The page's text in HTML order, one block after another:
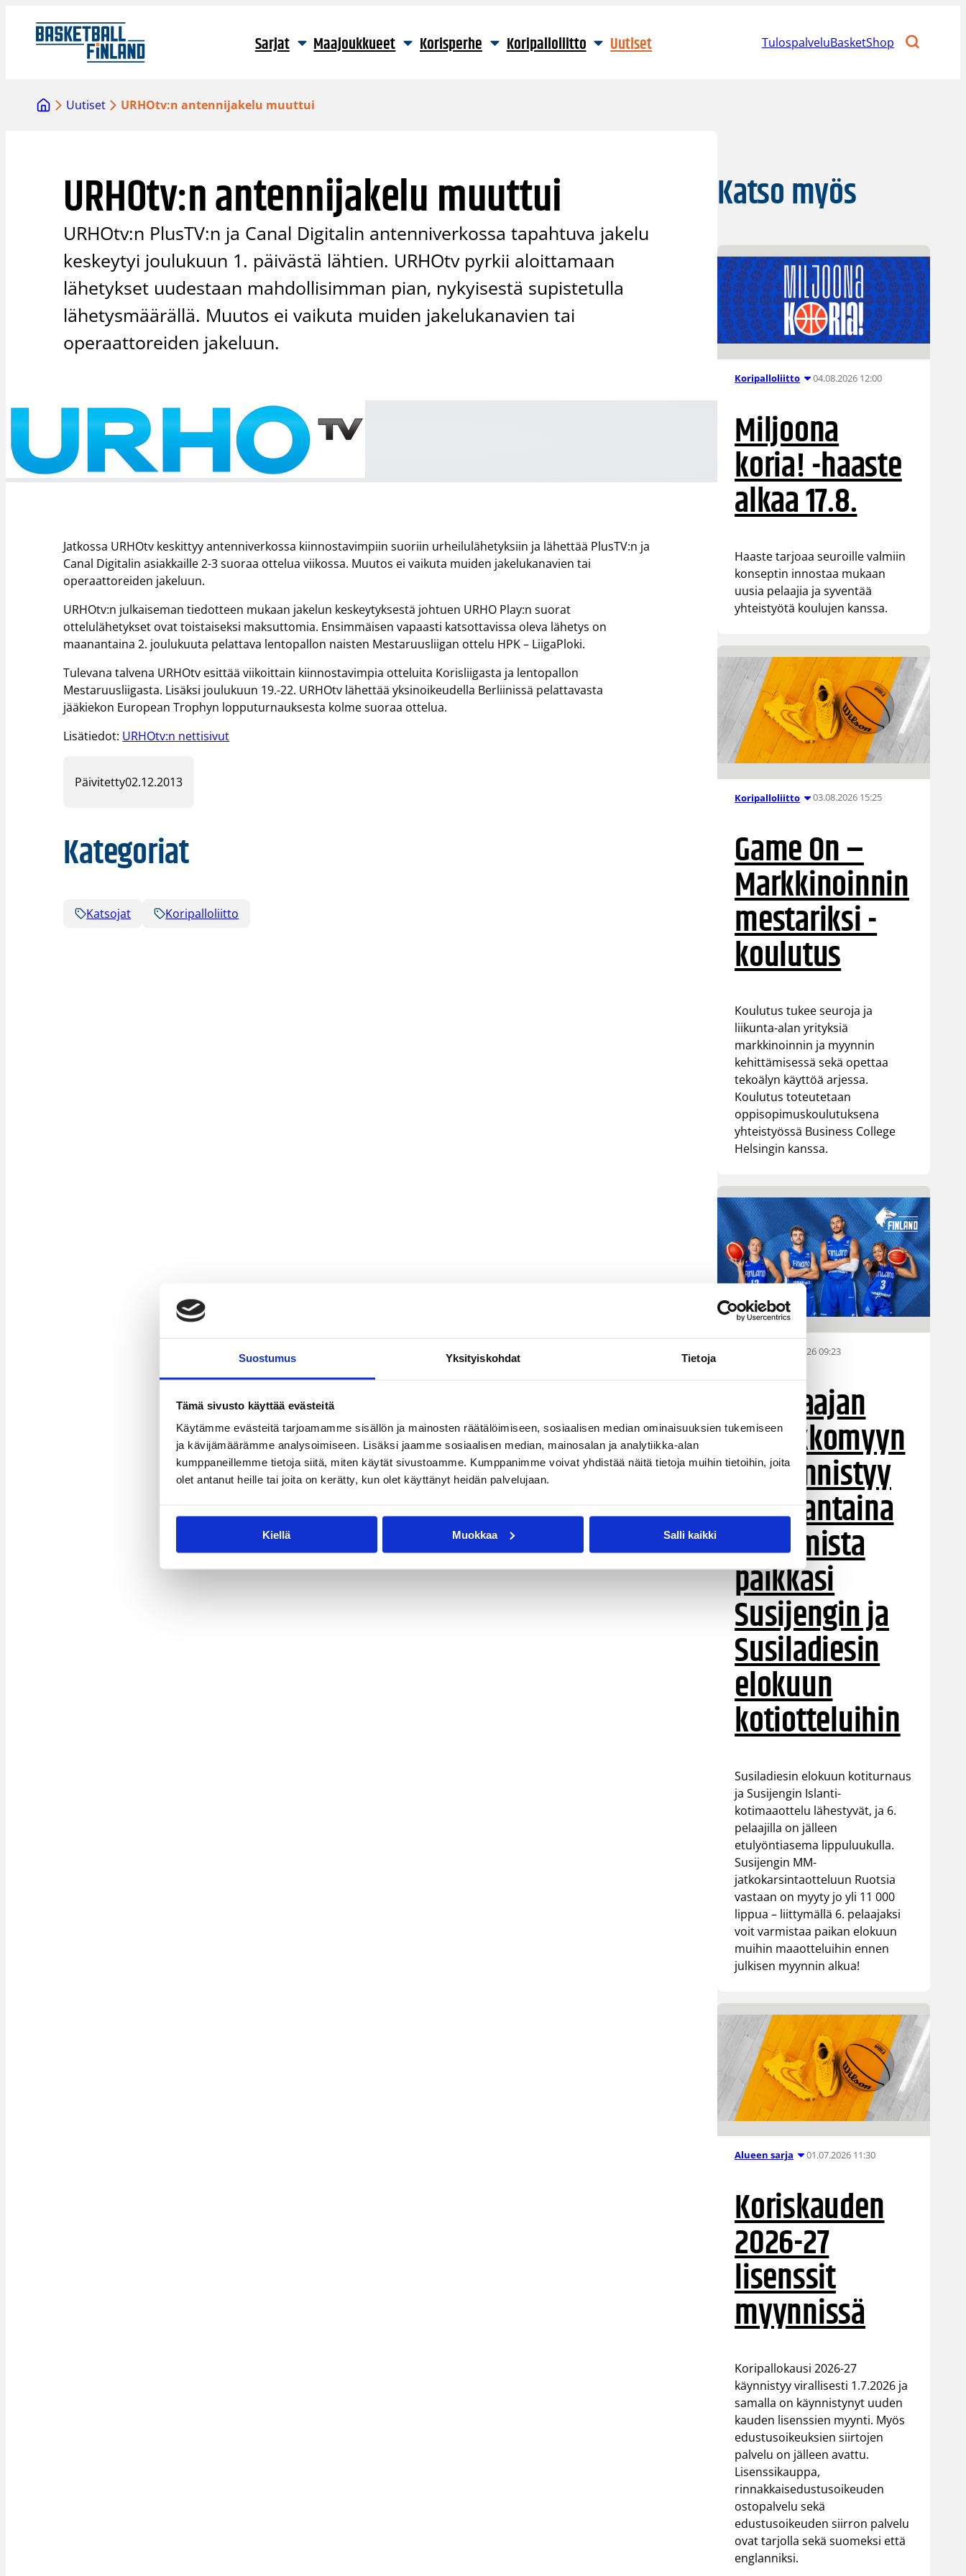
Suostumus Yksityiskohdat Tietoja
Tämä sivusto käyttää evästeitä
Käytämme evästeitä tarjoamamme sisällön ja mainosten räätälöimiseen, sosiaalisen median ominaisuuksien tukemiseen
ja kävijämäärämme analysoimiseen. Lisäksi jaamme sosiaalisen median, mainosalan ja analytiikka-alan
kumppaneillemme tietoja siitä, miten käytät sivustoamme. Kumppanimme voivat yhdistää näitä tietoja muihin tietoihin, joita
olet antanut heille tai joita on kerätty, kun olet käyttänyt heidän palvelujaan.
Kiellä Muokkaa Salli kaikki
sisältöön
Sarjat Maajoukkueet Korisperhe Koripalloliitto Uutiset TulospalveluBasketShop
Uutiset URHOtv:n antennijakelu muuttui
URHOtv:n antennijakelu muuttui
URHOtv:n PlusTV:n ja Canal Digitalin antenniverkossa tapahtuva jakelu
keskeytyi joulukuun 1. päivästä lähtien. URHOtv pyrkii aloittamaan
lähetykset uudestaan mahdollisimman pian, nykyisestä supistetulla
lähetysmäärällä. Muutos ei vaikuta muiden jakelukanavien tai
operaattoreiden jakeluun.
Jatkossa URHOtv keskittyy antenniverkossa kiinnostavimpiin suoriin urheilulähetyksiin ja lähettää PlusTV:n ja
Canal Digitalin asiakkaille 2-3 suoraa ottelua viikossa. Muutos ei vaikuta muiden jakelukanavien tai
operaattoreiden jakeluun.
URHOtv:n julkaiseman tiedotteen mukaan jakelun keskeytyksestä johtuen URHO Play:n suorat
ottelulähetykset ovat toistaiseksi maksuttomia. Ensimmäisen vapaasti katsottavissa oleva lähetys on
maanantaina 2. joulukuuta pelattava lentopallon naisten Mestaruusliigan ottelu HPK – LiigaPloki.
Tulevana talvena URHOtv esittää viikoittain kiinnostavimpia otteluita Korisliigasta ja lentopallon
Mestaruusliigasta. Lisäksi joulukuun 19.-22. URHOtv lähettää yksinoikeudella Berliinissä pelattavasta
jääkiekon European Trophyn lopputurnauksesta kolme suoraa ottelua.
Lisätiedot: URHOtv:n nettisivut
Päivitetty02.12.2013
Kategoriat
Katsojat Koripalloliitto
Katso myös
Koripalloliitto 04.08.2026 12:00
Miljoona
koria! -haaste
alkaa 17.8.
Haaste tarjoaa seuroille valmiin
konseptin innostaa mukaan
uusia pelaajia ja syventää
yhteistyötä koulujen kanssa.
Koripalloliitto 03.08.2026 15:25
Game On –
Markkinoinnin
mestariksi -
koulutus
Koulutus tukee seuroja ja
liikunta-alan yrityksiä
markkinoinnin ja myynnin
kehittämisessä sekä opettaa
tekoälyn käyttöä arjessa.
Koulutus toteutetaan
oppisopimuskoulutuksena
yhteistyössä Business College
Helsingin kanssa.
31.07.2026 09:23
6. pelaajan
ennakkomyyn
ti käynnistyy
maanantaina
– varmista
paikkasi
Susijengin ja
Susiladiesin
elokuun
kotiotteluihin
Susiladiesin elokuun kotiturnaus
ja Susijengin Islanti-
kotimaaottelu lähestyvät, ja 6.
pelaajilla on jälleen
etulyöntiasema lippuluukulla.
Susijengin MM-
jatkokarsintaotteluun Ruotsia
vastaan on myyty jo yli 11 000
lippua – liittymällä 6. pelaajaksi
voit varmistaa paikan elokuun
muihin maaotteluihin ennen
julkisen myynnin alkua!
Alueen sarja 01.07.2026 11:30
Koriskauden
2026-27
lisenssit
myynnissä
Koripallokausi 2026-27
käynnistyy virallisesti 1.7.2026 ja
samalla on käynnistynyt uuden
kauden lisenssien myynti. Myös
edustusoikeuksien siirtojen
palvelu on jälleen avattu.
Lisenssikauppa,
rinnakkaisedustusoikeuden
ostopalvelu sekä
edustusoikeuden siirron palvelu
ovat tarjolla sekä suomeksi että
englanniksi.